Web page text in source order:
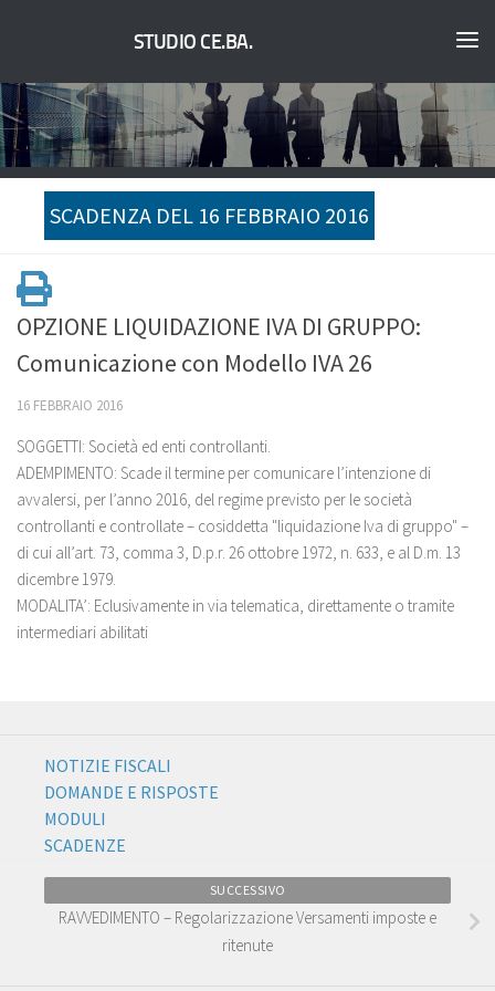
STUDIO CE.BA.
SCADENZA DEL 16 FEBBRAIO 2016
OPZIONE LIQUIDAZIONE IVA DI GRUPPO:
Comunicazione con Modello IVA 26
16 FEBBRAIO 2016
SOGGETTI: Società ed enti controllanti.
ADEMPIMENTO: Scade il termine per comunicare l’intenzione di
avvalersi, per l’anno 2016, del regime previsto per le società
controllanti e controllate – cosiddetta "liquidazione Iva di gruppo" –
di cui all’art. 73, comma 3, D.p.r. 26 ottobre 1972, n. 633, e al D.m. 13
dicembre 1979.
MODALITA’: Eclusivamente in via telematica, direttamente o tramite
intermediari abilitati
NOTIZIE FISCALI
DOMANDE E RISPOSTE
MODULI
SCADENZE
SUCCESSIVO
RAVVEDIMENTO – Regolarizzazione Versamenti imposte e
ritenute